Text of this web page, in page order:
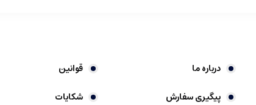
درباره ما قوانین
پیگیری سفارش
شکایات